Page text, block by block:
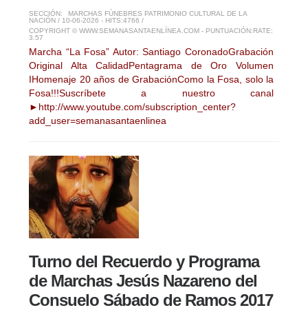
SECCIÓN:
MARCHAS FÚNEBRES PATRIMONIO CULTURAL DE LA
NACIÓN / 10-06-2026 - HITS:4766 /
COPYRIGHT © WWW.SEMANASANTAENLÍNEA.COM - PUNTUACIÓN:RATE:
3.57
Marcha “La Fosa” Autor: Santiago CoronadoGrabación
Original Alta CalidadPentagrama de Oro Volumen
IHomenaje 20 años de GrabaciónComo la Fosa, solo la
Fosa!!!Suscríbete a nuestro canal
►http://www.youtube.com/subscription_center?
add_user=semanasantaenlinea
Turno del Recuerdo y Programa
de Marchas Jesús Nazareno del
Consuelo Sábado de Ramos 2017